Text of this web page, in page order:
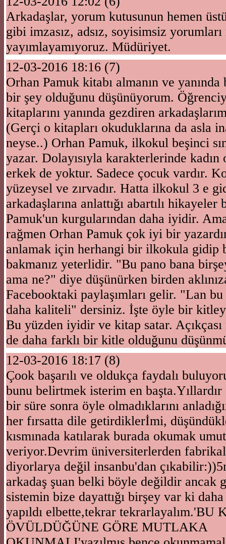
Arkadaşlar, yorum kutusunun hemen
gibi imzasız, adsız, soyisimsiz
yayımlayamıyoruz. Müdüriyet.
12-03-2016 18:16 (7)
Orhan Pamuk kitabı almanın ve
bir şey olduğunu düşünüyorum.
kitaplarını yanında gezdiren
(Gerçi o kitapları okuduklarına da asla
neyse..) Orhan Pamuk, ilkokul beşinci
yazar. Dolayısıyla karakterlerinde kadın
erkek de yoktur. Sadece çocuk vardır.
yüzeysel ve zırvadır. Hatta ilkokul 3 e
arkadaşlarına anlattığı abartılı hikayeler
Pamuk'un kurgularından daha iyidir.
rağmen Orhan Pamuk çok iyi bir
anlamak için herhangi bir ilkokula gidip
bakmanız yeterlidir. "Bu pano bana
ama ne?" diye düşünürken birden
Facebooktaki paylaşımları gelir. "Lan
daha kaliteli" dersiniz. İşte öyle bir
Bu yüzden iyidir ve kitap satar.
de daha farklı bir kitle olduğunu
12-03-2016 18:17 (8)
Çook başarılı ve oldukça faydalı
bunu belirtmek isterim en
bir süre sonra öyle olmadıklarını
her fırsatta dile getirdiklerİmi,
kısmınada katılarak burada okumak
veriyor.Devrim üniversiterlerden
diyorlarya değil insanbu'dan
arkadaş şuan belki böyle değildir ancak
sistemin bize dayattığı birşey var ki
yapıldı elbette,tekrar tekrarlayalım.'BU
ÖVÜLDÜĞÜNE GÖRE MUTLAKA